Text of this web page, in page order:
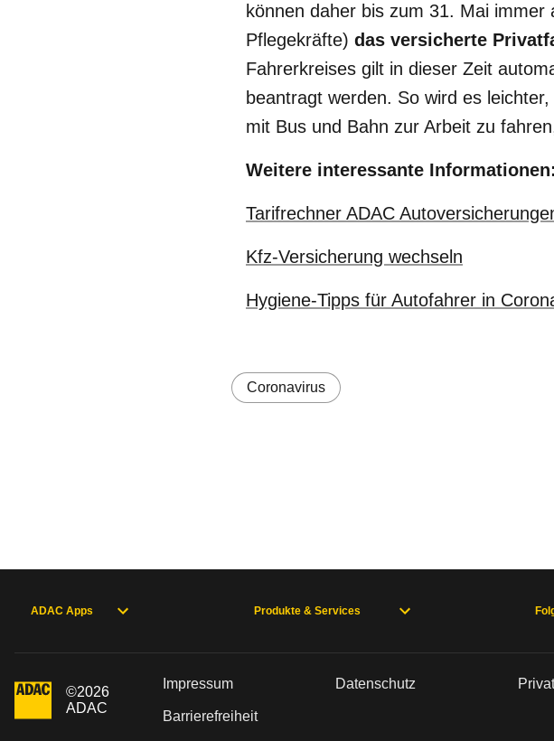
können daher bis zum 31. Mai immer
Pflegekräfte) das versicherte
Fahrerkreises gilt in dieser Zeit
beantragt werden. So wird es
mit Bus und Bahn zur Arbeit zu
Weitere interessante Informationen:
Tarifrechner ADAC
Kfz-Versicherung wechseln
Hygiene-Tipps für Autofahrer in
Coronavirus
ADAC Apps Produkte & Services
©2026
ADAC
Impressum Datenschutz
Barrierefreiheit